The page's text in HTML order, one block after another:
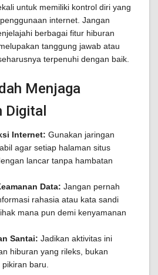
untuk memiliki kontrol diri yang
internet. Jangan
berbagai fitur hiburan
tanggung jawab atau
terpenuhi dengan baik.
Menjaga
Digital
Internet: Gunakan jaringan
agar setiap halaman situs
lancar tanpa hambatan
Data: Jangan pernah
rahasia atau kata sandi
mana pun demi kenyamanan
Santai: Jadikan aktivitas ini
hiburan yang rileks, bukan
baru.